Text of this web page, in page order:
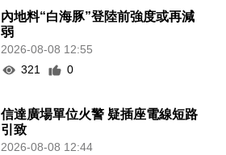
內地料“白海豚”登陸前強度或再減
弱
2026-08-08 12:55
321
0
信達廣場單位火警 疑插座電線短路
引致
2026-08-08 12:44